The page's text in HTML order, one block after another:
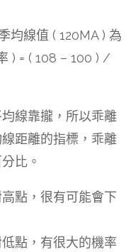
均線值 ( 120MA ) 為
) = ( 108 – 100 ) /
線靠攏，所以乖離
距離的指標，乖離
比。
點，很有可能會下
點，有很大的機率